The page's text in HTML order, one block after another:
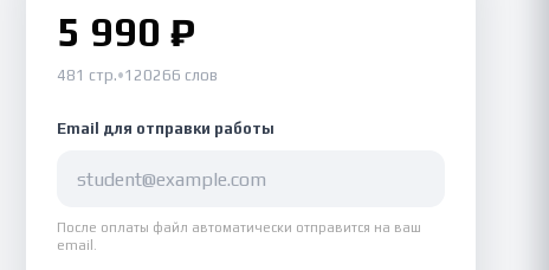
5 990 ₽
481 стр.•120266 слов
Email для отправки работы
После оплаты файл автоматически отправится на ваш
email.